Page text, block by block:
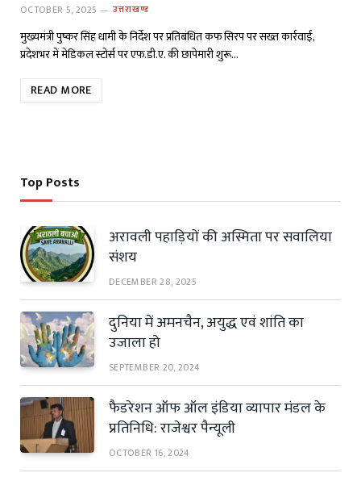
OCTOBER 5, 2025 उत्तराखण्ड
मुख्यमंत्री पुष्कर सिंह धामी के निर्देश पर प्रतिबंधित कफ सिरप पर सख्त कार्रवाई,
प्रदेशभर में मेडिकल स्टोर्स पर एफ.डी.ए. की छापेमारी शुरू…
READ MORE
Top Posts
अरावली पहाड़ियों की अस्मिता पर सवालिया
संशय
DECEMBER 28, 2025
दुनिया में अमनचैन, अयुद्ध एवं शांति का
उजाला हो
SEPTEMBER 20, 2024
फैडरेशन ऑफ ऑल इंडिया व्यापार मंडल के
प्रतिनिधि: राजेश्वर पैन्यूली
OCTOBER 16, 2024